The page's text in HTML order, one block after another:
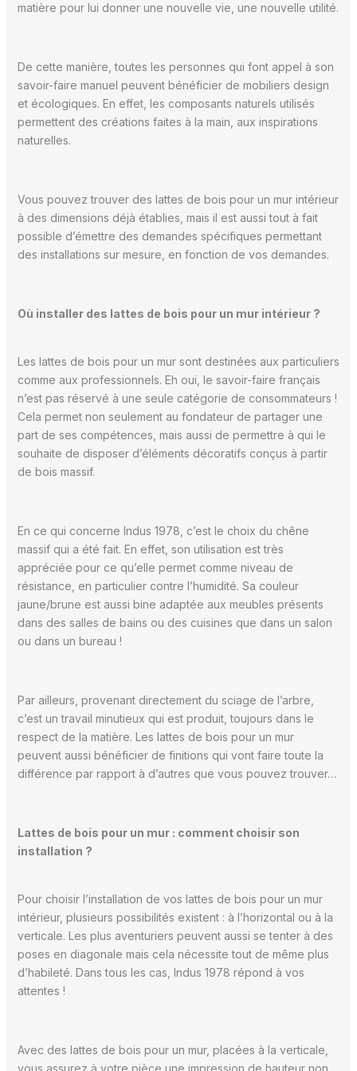
matière pour lui donner une nouvelle vie, une nouvelle utilité.
De cette manière, toutes les personnes qui font appel à son
savoir-faire manuel peuvent bénéficier de mobiliers design
et écologiques. En effet, les composants naturels utilisés
permettent des créations faites à la main, aux inspirations
naturelles.
Vous pouvez trouver des lattes de bois pour un mur intérieur
à des dimensions déjà établies, mais il est aussi tout à fait
possible d’émettre des demandes spécifiques permettant
des installations sur mesure, en fonction de vos demandes.
Où installer des lattes de bois pour un mur intérieur ?
Les lattes de bois pour un mur sont destinées aux particuliers
comme aux professionnels. Eh oui, le savoir-faire français
n’est pas réservé à une seule catégorie de consommateurs !
Cela permet non seulement au fondateur de partager une
part de ses compétences, mais aussi de permettre à qui le
souhaite de disposer d’éléments décoratifs conçus à partir
de bois massif.
En ce qui concerne Indus 1978, c’est le choix du chêne
massif qui a été fait. En effet, son utilisation est très
appréciée pour ce qu’elle permet comme niveau de
résistance, en particulier contre l’humidité. Sa couleur
jaune/brune est aussi bine adaptée aux meubles présents
dans des salles de bains ou des cuisines que dans un salon
ou dans un bureau !
Par ailleurs, provenant directement du sciage de l’arbre,
c’est un travail minutieux qui est produit, toujours dans le
respect de la matière. Les lattes de bois pour un mur
peuvent aussi bénéficier de finitions qui vont faire toute la
différence par rapport à d’autres que vous pouvez trouver…
Lattes de bois pour un mur : comment choisir son
installation ?
Pour choisir l’installation de vos lattes de bois pour un mur
intérieur, plusieurs possibilités existent : à l’horizontal ou à la
verticale. Les plus aventuriers peuvent aussi se tenter à des
poses en diagonale mais cela nécessite tout de même plus
d’habileté. Dans tous les cas, Indus 1978 répond à vos
attentes !
Avec des lattes de bois pour un mur, placées à la verticale,